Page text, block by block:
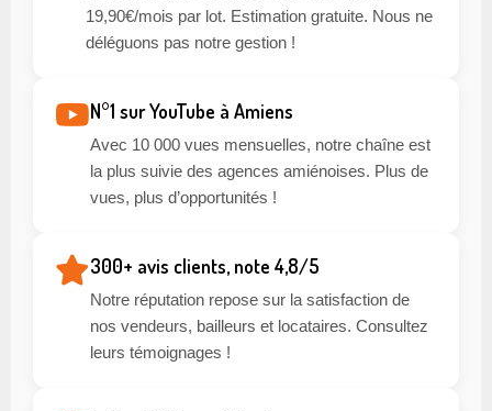
19,90€/mois par lot. Estimation gratuite. Nous ne
déléguons pas notre gestion !
N°1 sur YouTube à Amiens
Avec 10 000 vues mensuelles, notre chaîne est
la plus suivie des agences amiénoises. Plus de
vues, plus d’opportunités !
300+ avis clients, note 4,8/5
Notre réputation repose sur la satisfaction de
nos vendeurs, bailleurs et locataires. Consultez
leurs témoignages !